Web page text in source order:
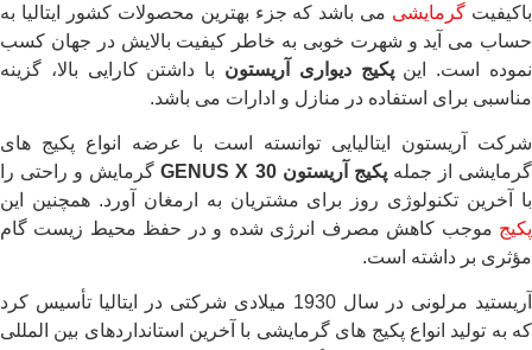
باکیفیت گرمایشی می باشد که جزء بهترین محصولات کشور ایتالیا به
حساب می آید و شهرت خوبی به خاطر کیفیت بالایش در جهان کسب
نموده است. اینپکیج دیواری آریستون با داشتن کارایی بالا، گزینه
مناسبی برای استفاده در منازل و ادارات می باشد.
شرکت آریستون ایتالیایی توانسته است با عرضه انواع پکیج های
گرمایشی از جملهپکیج آریستونGENUS X 30گرمایش و راحتی را
با آخرین تکنولوژی روز برای مشتریان به ارمغان آورد. همچنین این
پکیج موجب کاهش مصرف انرژی شده و در حفظ محیط زیست گام
مؤثری بر داشته است.
آریستید مرلونی در سال 1930 میلادی شرکتی در ایتالیا تأسیس کرد
که به تولید انواع پکیج های گرمایشی با آخرین استانداردهای بین المللی